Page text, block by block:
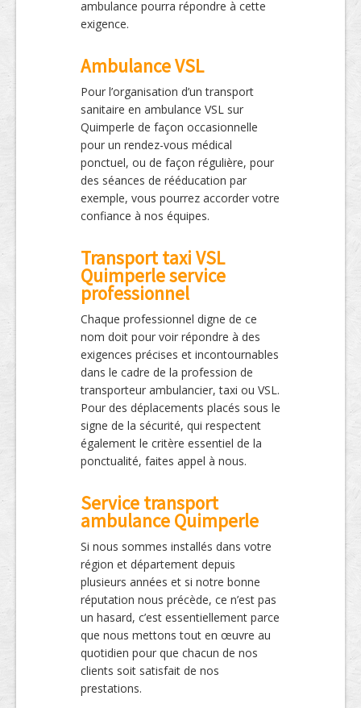
ambulance pourra répondre à cette
exigence.
Ambulance VSL
Pour l’organisation d’un transport
sanitaire en ambulance VSL sur
Quimperle de façon occasionnelle
pour un rendez-vous médical
ponctuel, ou de façon régulière, pour
des séances de rééducation par
exemple, vous pourrez accorder votre
confiance à nos équipes.
Transport taxi VSL
Quimperle service
professionnel
Chaque professionnel digne de ce
nom doit pour voir répondre à des
exigences précises et incontournables
dans le cadre de la profession de
transporteur ambulancier, taxi ou VSL.
Pour des déplacements placés sous le
signe de la sécurité, qui respectent
également le critère essentiel de la
ponctualité, faites appel à nous.
Service transport
ambulance Quimperle
Si nous sommes installés dans votre
région et département depuis
plusieurs années et si notre bonne
réputation nous précède, ce n’est pas
un hasard, c’est essentiellement parce
que nous mettons tout en œuvre au
quotidien pour que chacun de nos
clients soit satisfait de nos
prestations.